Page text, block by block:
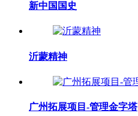
新中国国史
沂蒙精神
广州拓展项目-管理金字塔